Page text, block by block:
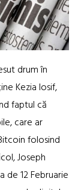
drum în
Kezia Iosif,
faptul că
care ar
folosind
Joseph
de 12 Februarie